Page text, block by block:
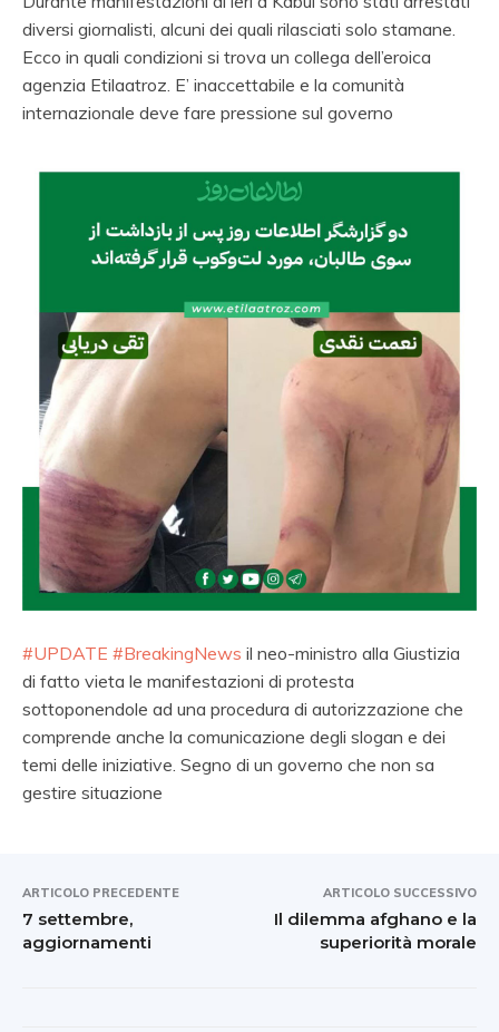
diversi giornalisti, alcuni dei quali rilasciati solo stamane.
Ecco in quali condizioni si trova un collega dell’eroica
agenzia Etilaatroz. E’ inaccettabile e la comunità
internazionale deve fare pressione sul governo
#UPDATE #BreakingNews il neo-ministro alla Giustizia
di fatto vieta le manifestazioni di protesta
sottoponendole ad una procedura di autorizzazione che
comprende anche la comunicazione degli slogan e dei
temi delle iniziative. Segno di un governo che non sa
gestire situazione
ARTICOLO PRECEDENTE
7 settembre,
aggiornamenti
ARTICOLO SUCCESSIVO
Il dilemma afghano e la
superiorità morale